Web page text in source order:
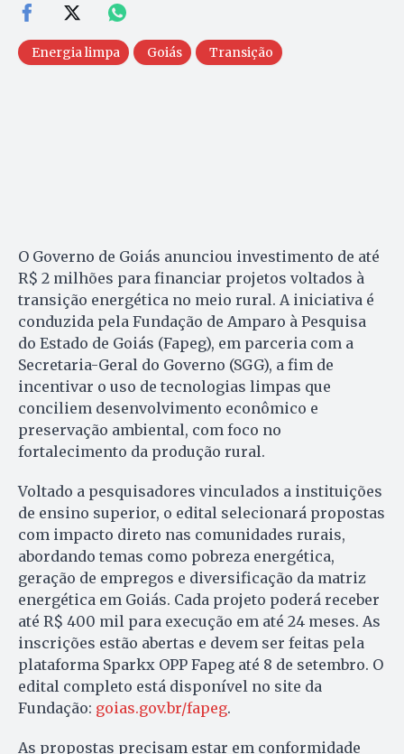
Energia limpa Goiás Transição
O Governo de Goiás anunciou investimento de até
R$ 2 milhões para financiar projetos voltados à
transição energética no meio rural. A iniciativa é
conduzida pela Fundação de Amparo à Pesquisa
do Estado de Goiás (Fapeg), em parceria com a
Secretaria-Geral do Governo (SGG), a fim de
incentivar o uso de tecnologias limpas que
conciliem desenvolvimento econômico e
preservação ambiental, com foco no
fortalecimento da produção rural.
Voltado a pesquisadores vinculados a instituições
de ensino superior, o edital selecionará propostas
com impacto direto nas comunidades rurais,
abordando temas como pobreza energética,
geração de empregos e diversificação da matriz
energética em Goiás. Cada projeto poderá receber
até R$ 400 mil para execução em até 24 meses. As
inscrições estão abertas e devem ser feitas pela
plataforma Sparkx OPP Fapeg até 8 de setembro. O
edital completo está disponível no site da
Fundação: goias.gov.br/fapeg.
As propostas precisam estar em conformidade